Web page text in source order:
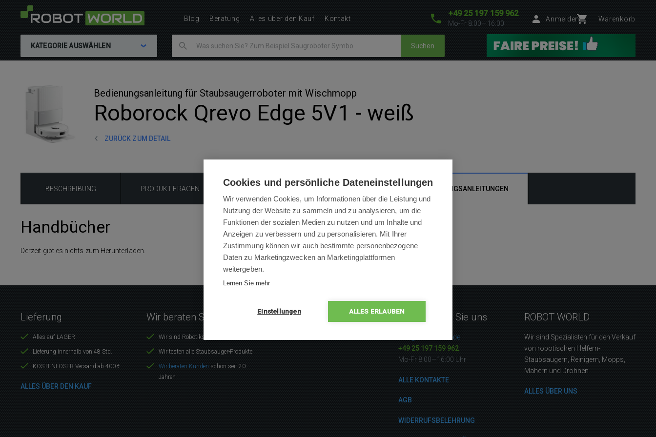
+49 25 197 159 962
Mo-Fr 8:00—16:00
Anmelden Warenkorb
KATEGORIE AUSWÄHLEN Suchen
Bedienungsanleitung für Staubsaugerroboter mit Wischmopp
Roborock Qrevo Edge 5V1 - weiß
ZURÜCK ZUM DETAIL
BESCHREIBUNG PRODUKT-FRAGEN BEWERTUNGEN BEDIENUNGSANLEITUNGEN
Handbücher
Derzeit gibt es nichts zum Herunterladen.
Blog Beratung Alles über den Kauf Kontakt
Lieferung
Alles auf LAGER
Lieferung innerhalb von 48 Std.
KOSTENLOSER Versand ab 400 €
ALLES ÜBER DEN KAUF
Wir beraten Sie gerne
Wir sind Robotikspezialisten
Wir testen alle Staubsauger-Produkte
Wir beraten Kunden schon seit 20
Jahren
Kontaktieren Sie uns
info@robotworld.de
+49 25 197 159 962
Mo-Fr 8:00—16:00 Uhr
ALLE KONTAKTE
AGB
WIDERRUFSBELEHRUNG
ROBOT WORLD
Wir sind Spezialisten für den Verkauf
von robotischen Helfern-
Staubsaugern, Reinigern, Mopps,
Mähern und Drohnen
ALLES ÜBER UNS
Cookies und persönliche Dateneinstellungen
Wir verwenden Cookies, um Informationen über die Leistung und
Nutzung der Website zu sammeln und zu analysieren, um die
Funktionen der sozialen Medien zu nutzen und um Inhalte und
Anzeigen zu verbessern und zu personalisieren. Mit Ihrer
Zustimmung können wir auch bestimmte personenbezogene
Daten zu Marketingzwecken an Marketingplattformen
weitergeben.
Lernen Sie mehr
Einstellungen ALLES ERLAUBEN